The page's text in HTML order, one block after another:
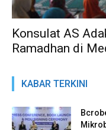
Konsulat AS
Ramadhan di
KABAR TERKINI